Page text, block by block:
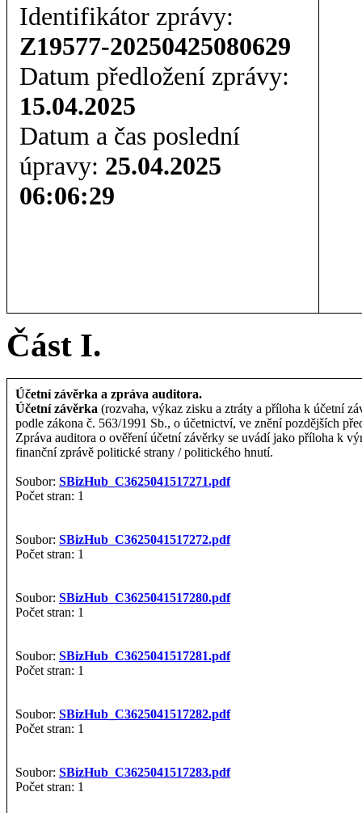
Identifikátor zprávy:
Z19577-20250425080629
Datum předložení zprávy:
15.04.2025
Datum a čas poslední
úpravy: 25.04.2025
06:06:29
Část I.
Účetní závěrka a zpráva auditora.
Účetní závěrka (rozvaha, výkaz zisku a ztráty a příloha k účetní
podle zákona č. 563/1991 Sb., o účetnictví, ve znění pozdějších
Zpráva auditora o ověření účetní závěrky se uvádí jako příloha k
finanční zprávě politické strany / politického hnutí.
Soubor: SBizHub_C3625041517271.pdf
Počet stran: 1
Soubor: SBizHub_C3625041517272.pdf
Počet stran: 1
Soubor: SBizHub_C3625041517280.pdf
Počet stran: 1
Soubor: SBizHub_C3625041517281.pdf
Počet stran: 1
Soubor: SBizHub_C3625041517282.pdf
Počet stran: 1
Soubor: SBizHub_C3625041517283.pdf
Počet stran: 1